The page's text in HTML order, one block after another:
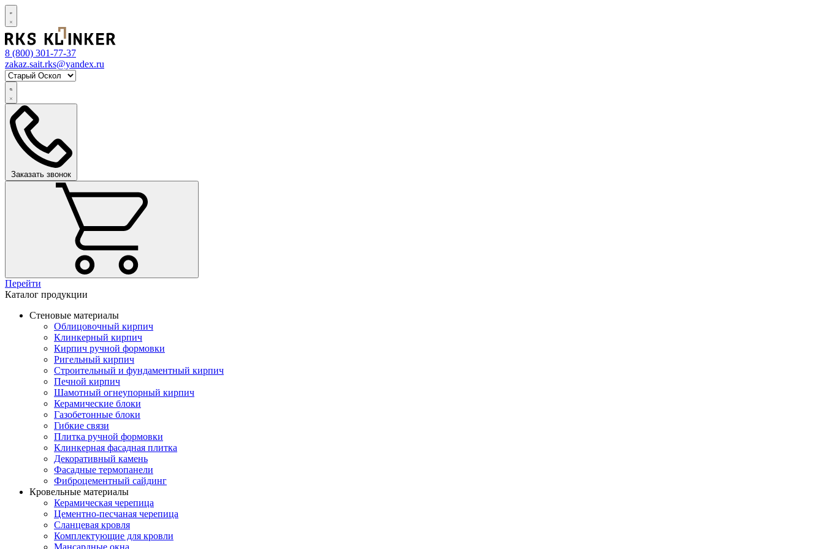
8 (800) 301-77-37
zakaz.sait.rks@yandex.ru
Заказать звонок
Перейти
Каталог продукции
Стеновые материалы
Облицовочный кирпич
Клинкерный кирпич
Кирпич ручной формовки
Ригельный кирпич
Строительный и фундаментный кирпич
Печной кирпич
Шамотный огнеупорный кирпич
Керамические блоки
Газобетонные блоки
Гибкие связи
Плитка ручной формовки
Клинкерная фасадная плитка
Декоративный камень
Фасадные термопанели
Фиброцементный сайдинг
Кровельные материалы
Керамическая черепица
Цементно-песчаная черепица
Сланцевая кровля
Комплектующие для кровли
Мансардные окна